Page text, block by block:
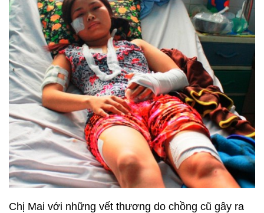
Chị Mai với những vết thương do chồng cũ gây ra